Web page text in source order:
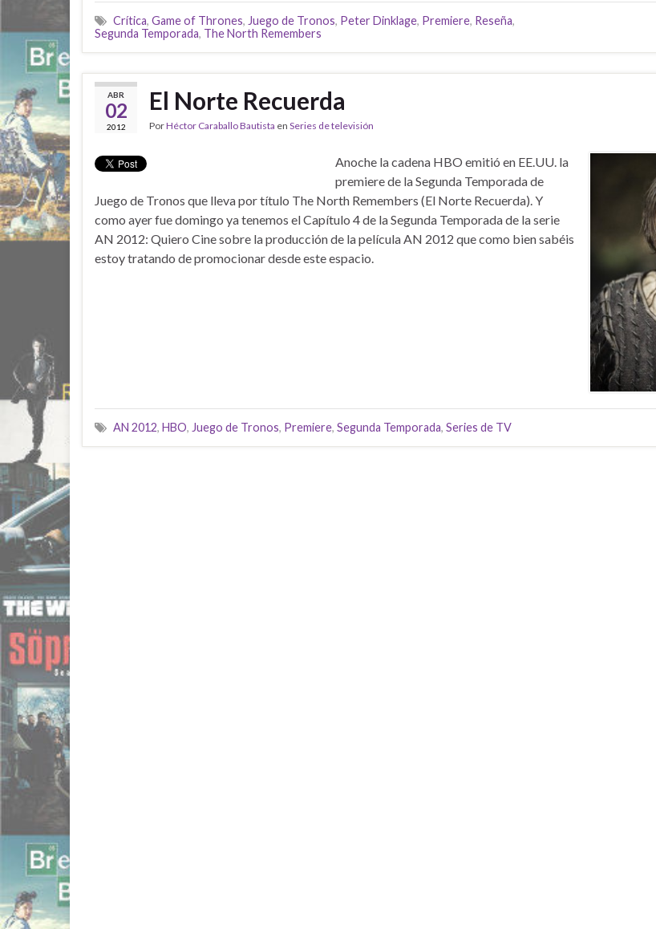
Crítica, Game of Thrones, Juego de Tronos, Peter Dinklage, Premiere, Reseña,
Segunda Temporada, The North Remembers
ABR
02
2012
El Norte Recuerda
PorHéctor Caraballo Bautista en Series de televisión
Anoche la cadena HBO emitió en EE.UU. la
premiere de la Segunda Temporada de
Juego de Tronos que lleva por título The North Remembers (El Norte Recuerda). Y
como ayer fue domingo ya tenemos el Capítulo 4 de la Segunda Temporada de la serie
AN 2012: Quiero Cine sobre la producción de la película AN 2012 que como bien sabéis
estoy tratando de promocionar desde este espacio.
AN 2012, HBO, Juego de Tronos, Premiere, Segunda Temporada, Series de TV